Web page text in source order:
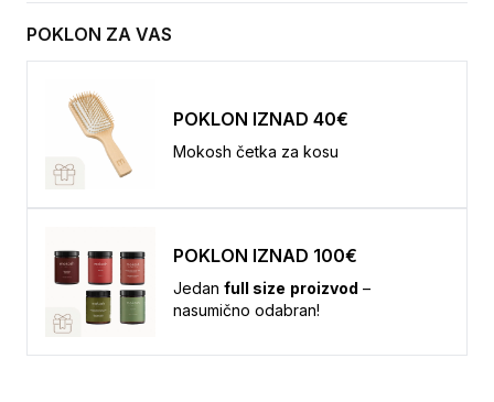
POKLON ZA VAS
POKLON IZNAD 40€
Mokosh četka za kosu
POKLON IZNAD 100€
Jedan full size proizvod –
nasumično odabran!